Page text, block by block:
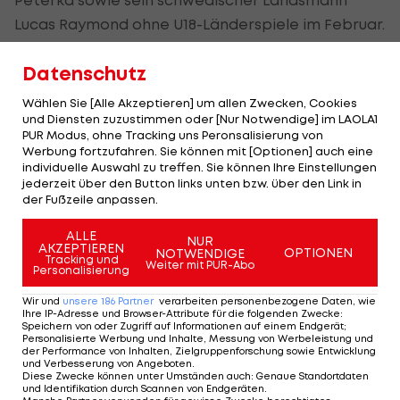
Lucas Raymond ohne U18-Länderspiele im Februar.
sicher nicht.
Anton Lundell (Finnland - Center - später 2001er):
Versäumte Junioren-WM wegen einer Ellbogen-
Verletzung, war aber ab Jänner bei IFK Helsinki
wieder mit dabei und mit den üblichen soliden
Leistungen. Konnte aber nie so recht die Frage
(positiv) beantworten, ob er in der
führende Offensivrolle einnehmen kann. Allerdings
hatten die Scouts bei ihm fast zwei Saisonen Zeit
für ihr Endurteil.
Lucas Raymond (Schweden - Linker Flügel - 2002):
Nach einer durchwachsenen Junioren-WM mit
Problemen bei Frölunda, wenig Eiszeit und auch
Datenschutz
Wählen Sie [Alle Akzeptieren] um allen Zwecken, Cookies
und Diensten zuzustimmen oder [Nur Notwendige] im LAOLA1
PUR Modus, ohne Tracking uns Peronsalisierung von
Werbung fortzufahren. Sie können mit [Optionen] auch eine
individuelle Auswahl zu treffen. Sie können Ihre Einstellungen
jederzeit über den Button links unten bzw. über den Link in
der Fußzeile anpassen.
ALLE
AKZEPTIEREN
Tracking und
Personalisierung
NUR
NOTWENDIGE
Weiter mit PUR-Abo
OPTIONEN
Wir und unsere 186 Partner verarbeiten personenbezogene Daten, wie
Ihre IP-Adresse und Browser-Attribute für die folgenden Zwecke:
Speichern von oder Zugriff auf Informationen auf einem Endgerät;
Personalisierte Werbung und Inhalte, Messung von Werbeleistung und
der Performance von Inhalten, Zielgruppenforschung sowie Entwicklung
und Verbesserung von Angeboten.
Diese Zwecke können unter Umständen auch: Genaue Standortdaten
und Identifikation durch Scannen von Endgeräten.